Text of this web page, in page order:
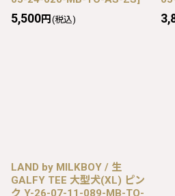
5,500円 (税込)
LAND by MILKBOY / 生
GALFY TEE 大型犬(XL) ピン
ク Y-26-07-11-089-MB-TO-